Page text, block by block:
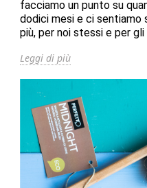
facciamo un punto su
dodici mesi e ci sentiamo
più, per noi stessi e per
Leggi di più